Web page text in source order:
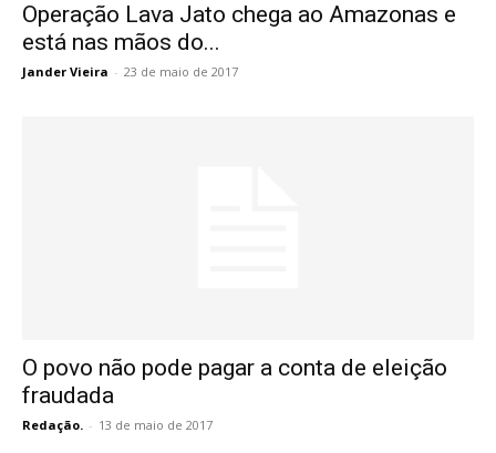
Operação Lava Jato chega ao Amazonas e
está nas mãos do...
Jander Vieira - 23 de maio de 2017
O povo não pode pagar a conta de eleição
fraudada
Redação. - 13 de maio de 2017